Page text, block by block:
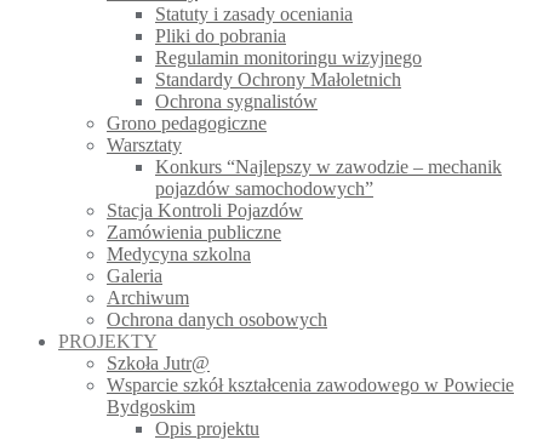
Statuty i zasady oceniania
Pliki do pobrania
Regulamin monitoringu wizyjnego
Standardy Ochrony Małoletnich
Ochrona sygnalistów
Grono pedagogiczne
Warsztaty
Konkurs “Najlepszy w zawodzie – mechanik
pojazdów samochodowych”
Stacja Kontroli Pojazdów
Zamówienia publiczne
Medycyna szkolna
Galeria
Archiwum
Ochrona danych osobowych
PROJEKTY
Szkoła Jutr@
Wsparcie szkół kształcenia zawodowego w Powiecie
Bydgoskim
Opis projektu